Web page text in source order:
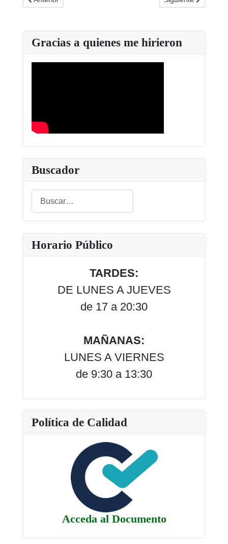
Gracias a quienes me hirieron
Buscador
Buscar
Type 2 or more characters for results.
Horario Público
TARDES:
DE LUNES A JUEVES
de 17 a 20:30
MAÑANAS:
LUNES A VIERNES
de 9:30 a 13:30
Política de Calidad
Acceda al Documento